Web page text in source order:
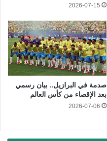
2026-07-15
صدمة في البرازيل.. بيان رسمي
بعد الإقصاء من كأس العالم
2026-07-06